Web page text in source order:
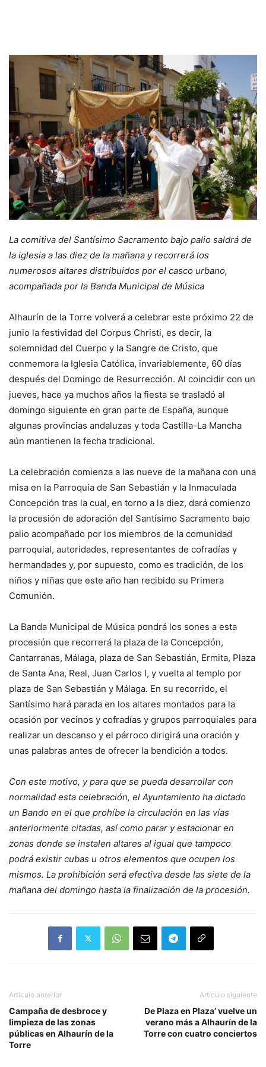
La comitiva del Santísimo Sacramento bajo palio saldrá de
la iglesia a las diez de la mañana y recorrerá los
numerosos altares distribuidos por el casco urbano,
acompañada por la Banda Municipal de Música
Alhaurín de la Torre volverá a celebrar este próximo 22 de
junio la festividad del Corpus Christi, es decir, la
solemnidad del Cuerpo y la Sangre de Cristo, que
conmemora la Iglesia Católica, invariablemente, 60 días
después del Domingo de Resurrección. Al coincidir con un
jueves, hace ya muchos años la fiesta se trasladó al
domingo siguiente en gran parte de España, aunque
algunas provincias andaluzas y toda Castilla-La Mancha
aún mantienen la fecha tradicional.
La celebración comienza a las nueve de la mañana con una
misa en la Parroquia de San Sebastián y la Inmaculada
Concepción tras la cual, en torno a la diez, dará comienzo
la procesión de adoración del Santísimo Sacramento bajo
palio acompañado por los miembros de la comunidad
parroquial, autoridades, representantes de cofradías y
hermandades y, por supuesto, como es tradición, de los
niños y niñas que este año han recibido su Primera
Comunión.
La Banda Municipal de Música pondrá los sones a esta
procesión que recorrerá la plaza de la Concepción,
Cantarranas, Málaga, plaza de San Sebastián, Ermita, Plaza
de Santa Ana, Real, Juan Carlos I, y vuelta al templo por
plaza de San Sebastián y Málaga. En su recorrido, el
Santísimo hará parada en los altares montados para la
ocasión por vecinos y cofradías y grupos parroquiales para
realizar un descanso y el párroco dirigirá una oración y
unas palabras antes de ofrecer la bendición a todos.
Con este motivo, y para que se pueda desarrollar con
normalidad esta celebración, el Ayuntamiento ha dictado
un Bando en el que prohíbe la circulación en las vías
anteriormente citadas, así como parar y estacionar en
zonas donde se instalen altares al igual que tampoco
podrá existir cubas u otros elementos que ocupen los
mismos. La prohibición será efectiva desde las siete de la
mañana del domingo hasta la finalización de la procesión.
Artículo anterior
Campaña de desbroce y
limpieza de las zonas
públicas en Alhaurín de la
Torre
Artículo siguiente
De Plaza en Plaza’ vuelve un
verano más a Alhaurín de la
Torre con cuatro conciertos